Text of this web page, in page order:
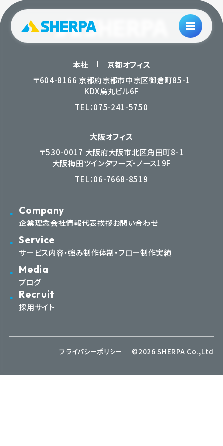
本社
京都オフィス
〒604-8166 京都府京都市中京区御倉町85-1
KDX烏丸ビル6F
TEL：075-241-5750
大阪オフィス
〒530-0017 大阪府大阪市北区角田町8-1
大阪梅田ツインタワーズ・ノース19F
TEL：06-7668-8519
Company
企業理念会社情報代表挨拶お問い合わせ
Service
サービス内容・強み制作体制・フロー制作実績
Media
ブログ
Recruit
採用サイト
プライバシーポリシー ©2026 SHERPA Co.,Ltd